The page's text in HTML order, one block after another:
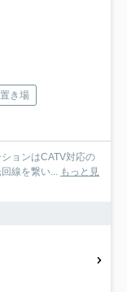
き場
ョンはCATV対応の
線を繋い...
もっと見